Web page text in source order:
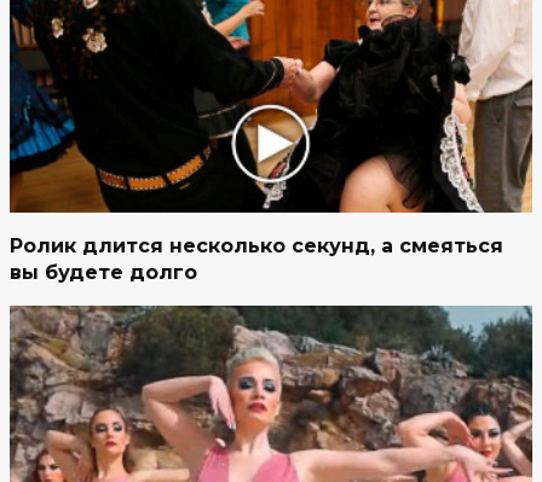
Ролик длится несколько секунд, а смеяться
вы будете долго